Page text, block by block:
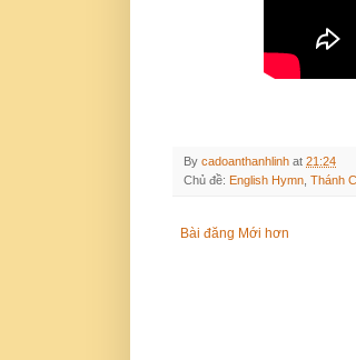
By cadoanthanhlinh at 21:24
Chủ đề: English Hymn Thánh
Bài đăng Mới hơn